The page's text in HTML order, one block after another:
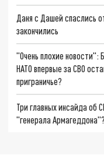
Даня с Дашей спаслись
закончились
"Очень плохие новости":
НАТО впервые за СВО
приграничье?
Три главных инсайда об
"генерала